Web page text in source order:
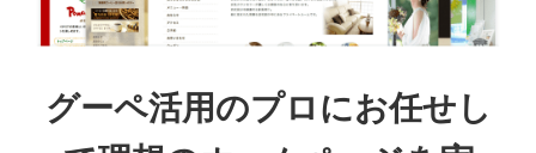
グーペ活用のプロにお任せし